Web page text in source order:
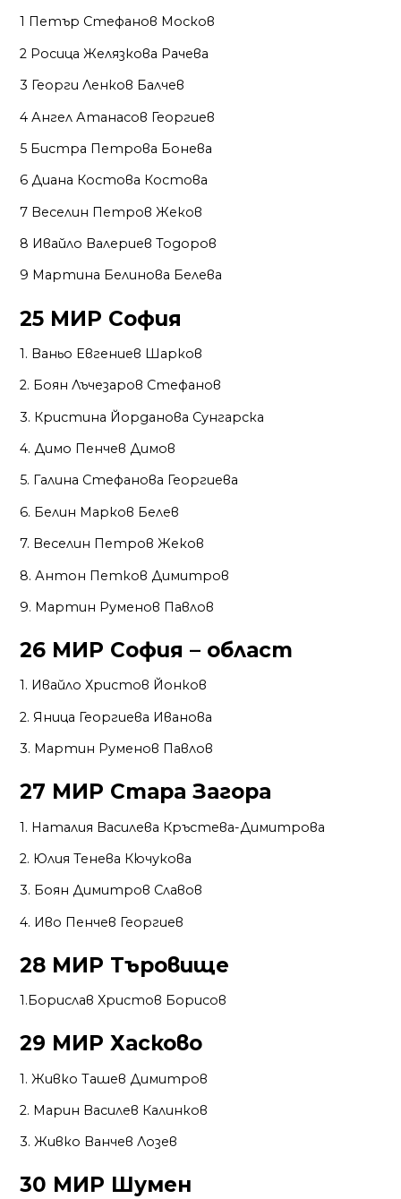
1 Петър Стефанов Москов
2 Росица Желязкова Рачева
3 Георги Ленков Балчев
4 Ангел Атанасов Георгиев
5 Бистра Петрова Бонева
6 Диана Костова Костова
7 Веселин Петров Жеков
8 Ивайло Валериев Тодоров
9 Мартина Белинова Белева
25 МИР София
1. Ваньо Евгениев Шарков
2. Боян Лъчезаров Стефанов
3. Кристина Йорданова Сунгарска
4. Димо Пенчев Димов
5. Галина Стефанова Георгиева
6. Белин Марков Белев
7. Веселин Петров Жеков
8. Антон Петков Димитров
9. Мартин Руменов Павлов
26 МИР София – област
1. Ивайло Христов Йонков
2. Яница Георгиева Иванова
3. Мартин Руменов Павлов
27 МИР Стара Загора
1. Наталия Василева Кръстева-Димитрова
2. Юлия Тенева Кючукова
3. Боян Димитров Славов
4. Иво Пенчев Георгиев
28 МИР Търовище
1.Борислав Христов Борисов
29 МИР Хасково
1. Живко Ташев Димитров
2. Марин Василев Калинков
3. Живко Ванчев Лозев
30 МИР Шумен